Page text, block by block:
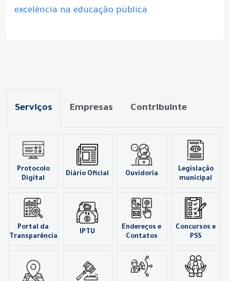
excelência na educação pública
Serviços Empresas Contribuinte
Protocolo
Digital
Diário Oficial Ouvidoria
Legislação
municipal
Portal da
Transparência
IPTU
Endereços e
Contatos
Concursos e
PSS